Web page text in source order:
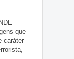
que
caráter